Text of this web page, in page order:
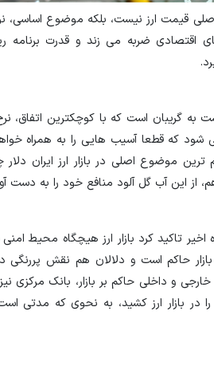
قیمت ارز نیست، بلکه موضوع اساسی،
اقتصادی ضربه می زند و قدرت برنامه
به گریبان است که با کوچکترین اتفاق،
شود که قطعا آسیب هایی را به همراه
موضوع اصلی در بازار ارز ایران
از این آب گل آلود منافع خود را به دست
تاکید کرد بازار ارز هیچگاه محیط امنی
حاکم است و دلالان هم نقش پررنگی
و داخلی حاکم بر بازار، بانک مرکزی
در بازار ارز کشید، به نحوی که مدتی